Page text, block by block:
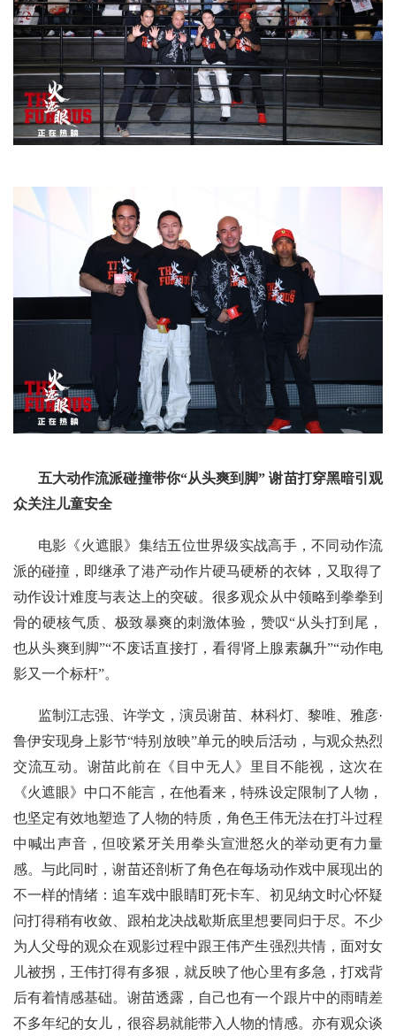
五大动作流派碰撞带你“从头爽到脚” 谢苗打穿黑暗引观
众关注儿童安全
电影《火遮眼》集结五位世界级实战高手，不同动作流
派的碰撞，即继承了港产动作片硬马硬桥的衣钵，又取得了
动作设计难度与表达上的突破。很多观众从中领略到拳拳到
骨的硬核气质、极致暴爽的刺激体验，赞叹“从头打到尾，
也从头爽到脚”“不废话直接打，看得肾上腺素飙升”“动作电
影又一个标杆”。
监制江志强、许学文，演员谢苗、林科灯、黎唯、雅彦·
鲁伊安现身上影节“特别放映”单元的映后活动，与观众热烈
交流互动。谢苗此前在《目中无人》里目不能视，这次在
《火遮眼》中口不能言，在他看来，特殊设定限制了人物，
也坚定有效地塑造了人物的特质，角色王伟无法在打斗过程
中喊出声音，但咬紧牙关用拳头宣泄怒火的举动更有力量
感。与此同时，谢苗还剖析了角色在每场动作戏中展现出的
不一样的情绪：追车戏中眼睛盯死卡车、初见纳文时心怀疑
问打得稍有收敛、跟柏龙决战歇斯底里想要同归于尽。不少
为人父母的观众在观影过程中跟王伟产生强烈共情，面对女
儿被拐，王伟打得有多狠，就反映了他心里有多急，打戏背
后有着情感基础。谢苗透露，自己也有一个跟片中的雨晴差
不多年纪的女儿，很容易就能带入人物的情感。亦有观众谈